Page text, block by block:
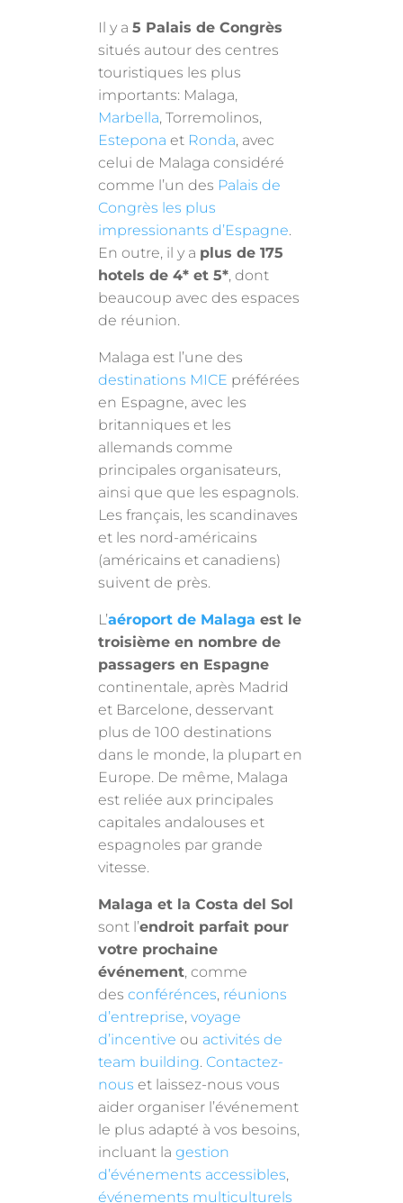
Il y a5 Palais de Congrès
situés autour des centres
touristiques les plus
importants: Malaga,
Marbella, Torremolinos,
Estepona et Ronda, avec
celui de Malaga considéré
comme l’un des Palais de
Congrès les plus
impressionants d’Espagne.
En outre, il y a plus de 175
hotels de 4* et 5*, dont
beaucoup avec des espaces
de réunion.
Malaga est l’une des
destinations MICE préférées
en Espagne, avec les
britanniques et les
allemands comme
principales organisateurs,
ainsi que que les espagnols.
Les français, les scandinaves
et les nord-américains
(américains et canadiens)
suivent de près.
L’aéroport de Malaga est le
troisième en nombre de
passagers en Espagne
continentale, après Madrid
et Barcelone, desservant
plus de 100 destinations
dans le monde, la plupart en
Europe. De même, Malaga
est reliée aux principales
capitales andalouses et
espagnoles par grande
vitesse.
Malaga et la Costa del Sol
sont l’endroit parfait pour
votre prochaine
événement, comme
desconférénces, réunions
d’entreprise,voyage
d’incentive ou activités de
team building. Contactez-
nous et laissez-nous vous
aider organiser l’événement
le plus adapté à vos besoins,
incluant lagestion
d’événements accessibles,
événements multiculturels